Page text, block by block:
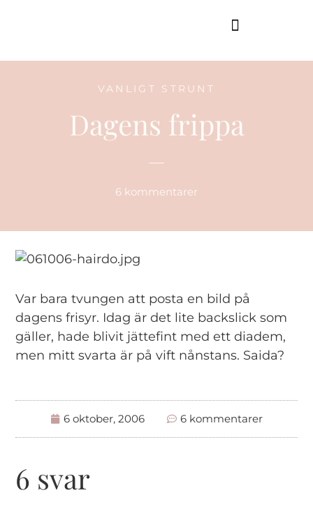
VANLIGT STRUNT
Dagens frippa
6 kommentarer
Var bara tvungen att posta en bild på
dagens frisyr. Idag är det lite backslick som
gäller, hade blivit jättefint med ett diadem,
men mitt svarta är på vift nånstans. Saida?
6 oktober, 2006 6 kommentarer
6 svar